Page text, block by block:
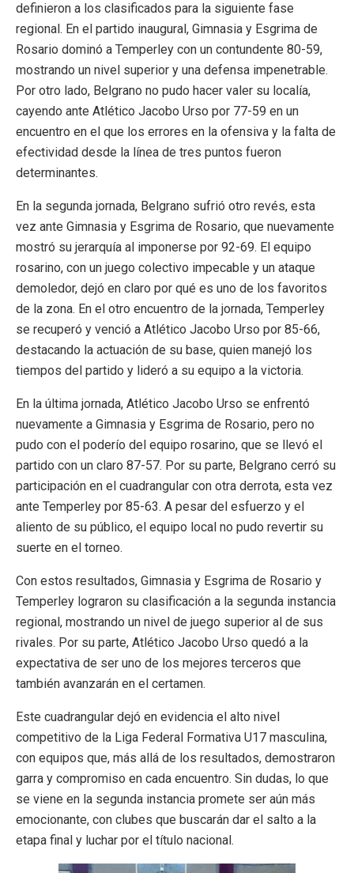
definieron a los clasificados para la siguiente fase
regional. En el partido inaugural, Gimnasia y Esgrima de
Rosario dominó a Temperley con un contundente 80-59,
mostrando un nivel superior y una defensa impenetrable.
Por otro lado, Belgrano no pudo hacer valer su localía,
cayendo ante Atlético Jacobo Urso por 77-59 en un
encuentro en el que los errores en la ofensiva y la falta de
efectividad desde la línea de tres puntos fueron
determinantes.
En la segunda jornada, Belgrano sufrió otro revés, esta
vez ante Gimnasia y Esgrima de Rosario, que nuevamente
mostró su jerarquía al imponerse por 92-69. El equipo
rosarino, con un juego colectivo impecable y un ataque
demoledor, dejó en claro por qué es uno de los favoritos
de la zona. En el otro encuentro de la jornada, Temperley
se recuperó y venció a Atlético Jacobo Urso por 85-66,
destacando la actuación de su base, quien manejó los
tiempos del partido y lideró a su equipo a la victoria.
En la última jornada, Atlético Jacobo Urso se enfrentó
nuevamente a Gimnasia y Esgrima de Rosario, pero no
pudo con el poderío del equipo rosarino, que se llevó el
partido con un claro 87-57. Por su parte, Belgrano cerró su
participación en el cuadrangular con otra derrota, esta vez
ante Temperley por 85-63. A pesar del esfuerzo y el
aliento de su público, el equipo local no pudo revertir su
suerte en el torneo.
Con estos resultados, Gimnasia y Esgrima de Rosario y
Temperley lograron su clasificación a la segunda instancia
regional, mostrando un nivel de juego superior al de sus
rivales. Por su parte, Atlético Jacobo Urso quedó a la
expectativa de ser uno de los mejores terceros que
también avanzarán en el certamen.
Este cuadrangular dejó en evidencia el alto nivel
competitivo de la Liga Federal Formativa U17 masculina,
con equipos que, más allá de los resultados, demostraron
garra y compromiso en cada encuentro. Sin dudas, lo que
se viene en la segunda instancia promete ser aún más
emocionante, con clubes que buscarán dar el salto a la
etapa final y luchar por el título nacional.